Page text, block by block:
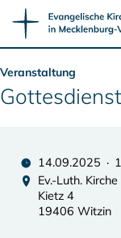
Veranstaltung
14.09.2025 ·
Ev.-Luth.
Kietz 4
19406 Witzin